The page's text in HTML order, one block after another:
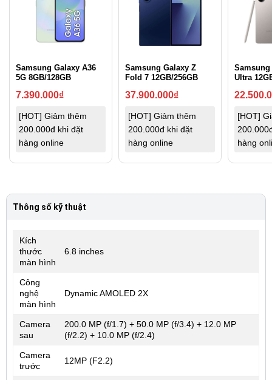
Samsung Galaxy A36
5G 8GB/128GB
7.390.000₫
[HOT] Giảm thêm
200.000đ khi đặt
hàng online
Samsung Galaxy Z
Fold 7 12GB/256GB
37.900.000₫
[HOT] Giảm thêm
200.000đ khi đặt
hàng online
Samsung
Ultra
[HOT]
hàng
Thông số kỹ thuật
Kích
thước
màn hình
6.8 inches
Công
nghệ
màn hình
Dynamic AMOLED 2X
Camera
sau
200.0 MP (f/1.7) + 50.0 MP (f/3.4) + 12.0 MP
(f/2.2) + 10.0 MP (f/2.4)
Camera
trước
12MP (F2.2)